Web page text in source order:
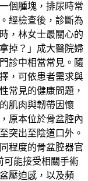
個腫塊，排尿時常
經檢查後，診斷為
，林女士最關心的
掉？」成大醫院婦
診中相當常見。隨
，可依患者需求與
常見的健康問題，
肌肉與韌帶因懷
原本位於骨盆腔內
突出至陰道口外。
程度的骨盆腔器官
可能接受相關手術
壓迫感，以及頻